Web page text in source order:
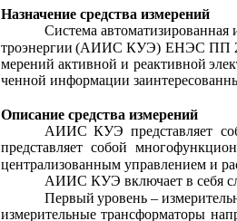
Назначение средства измерений
Система автоматизированная
троэнергии (АИИС КУЭ) ЕНЭС ПП
мерений активной и реактивной
ченной информации
Описание средства измерений
АИИС КУЭ представляет
представляет собой
централизованным управлением и
АИИС КУЭ включает в себя
Первый уровень –
измерительные трансформаторы